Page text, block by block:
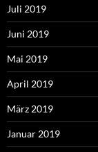
Juli 2019
Juni 2019
Mai 2019
April 2019
März 2019
Januar 2019